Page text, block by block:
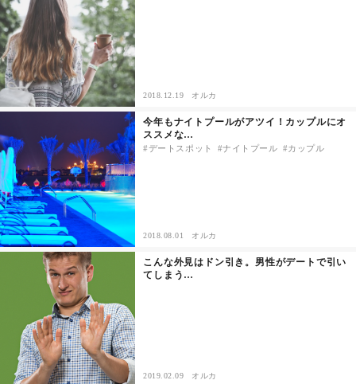
2018.12.19 オルカ
今年もナイトプールがアツイ！カップルにオ
ススメな…
デートスポット ナイトプール カップル
2018.08.01 オルカ
こんな外見はドン引き。男性がデートで引い
てしまう…
2019.02.09 オルカ